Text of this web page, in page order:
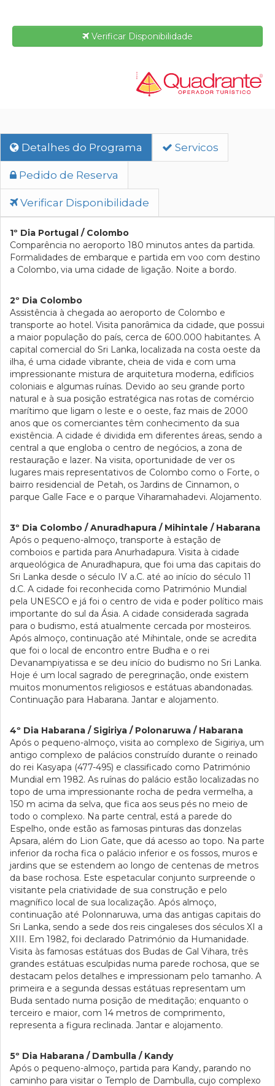
Verificar Disponibilidade
Detalhes do Programa Servicos
Pedido de Reserva
Verificar Disponibilidade
1º Dia Portugal / Colombo
Comparência no aeroporto 180 minutos antes da partida.
Formalidades de embarque e partida em voo com destino
a Colombo, via uma cidade de ligação. Noite a bordo.
2º Dia Colombo
Assistência à chegada ao aeroporto de Colombo e
transporte ao hotel. Visita panorâmica da cidade, que possui
a maior população do país, cerca de 600.000 habitantes. A
capital comercial do Sri Lanka, localizada na costa oeste da
ilha, é uma cidade vibrante, cheia de vida e com uma
impressionante mistura de arquitetura moderna, edifícios
coloniais e algumas ruínas. Devido ao seu grande porto
natural e à sua posição estratégica nas rotas de comércio
marítimo que ligam o leste e o oeste, faz mais de 2000
anos que os comerciantes têm conhecimento da sua
existência. A cidade é dividida em diferentes áreas, sendo a
central a que engloba o centro de negócios, a zona de
restauração e lazer. Na visita, oportunidade de ver os
lugares mais representativos de Colombo como o Forte, o
bairro residencial de Petah, os Jardins de Cinnamon, o
parque Galle Face e o parque Viharamahadevi. Alojamento.
3º Dia Colombo / Anuradhapura / Mihintale / Habarana
Após o pequeno-almoço, transporte à estação de
comboios e partida para Anurhadapura. Visita à cidade
arqueológica de Anuradhapura, que foi uma das capitais do
Sri Lanka desde o século IV a.C. até ao início do século 11
d.C. A cidade foi reconhecida como Património Mundial
pela UNESCO e já foi o centro de vida e poder político mais
importante do sul da Ásia. A cidade considerada sagrada
para o budismo, está atualmente cercada por mosteiros.
Após almoço, continuação até Mihintale, onde se acredita
que foi o local de encontro entre Budha e o rei
Devanampiyatissa e se deu início do budismo no Sri Lanka.
Hoje é um local sagrado de peregrinação, onde existem
muitos monumentos religiosos e estátuas abandonadas.
Continuação para Habarana. Jantar e alojamento.
4º Dia Habarana / Sigiriya / Polonaruwa / Habarana
Após o pequeno-almoço, visita ao complexo de Sigiriya, um
antigo complexo de palácios construído durante o reinado
do rei Kasyapa (477-495) e classificado como Património
Mundial em 1982. As ruínas do palácio estão localizadas no
topo de uma impressionante rocha de pedra vermelha, a
150 m acima da selva, que fica aos seus pés no meio de
todo o complexo. Na parte central, está a parede do
Espelho, onde estão as famosas pinturas das donzelas
Apsara, além do Lion Gate, que dá acesso ao topo. Na parte
inferior da rocha fica o palácio inferior e os fossos, muros e
jardins que se estendem ao longo de centenas de metros
da base rochosa. Este espetacular conjunto surpreende o
visitante pela criatividade de sua construção e pelo
magnífico local de sua localização. Após almoço,
continuação até Polonnaruwa, uma das antigas capitais do
Sri Lanka, sendo a sede dos reis cingaleses dos séculos XI a
XIII. Em 1982, foi declarado Património da Humanidade.
Visita às famosas estátuas dos Budas de Gal Vihara, três
grandes estátuas esculpidas numa parede rochosa, que se
destacam pelos detalhes e impressionam pelo tamanho. A
primeira e a segunda dessas estátuas representam um
Buda sentado numa posição de meditação; enquanto o
terceiro e maior, com 14 metros de comprimento,
representa a figura reclinada. Jantar e alojamento.
5º Dia Habarana / Dambulla / Kandy
Após o pequeno-almoço, partida para Kandy, parando no
caminho para visitar o Templo de Dambulla, cujo complexo